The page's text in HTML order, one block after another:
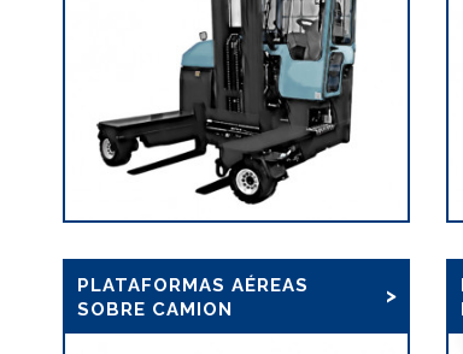
PLATAFORMAS AÉREAS
SOBRE CAMION